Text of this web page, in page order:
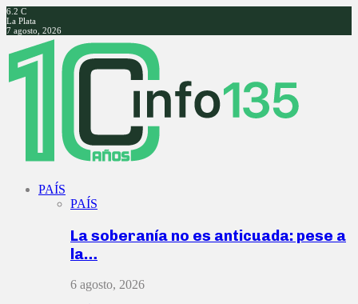
6.2 C
La Plata
7 agosto, 2026
Facebook
Twitter
Instagram
Youtube
PAÍS
PAÍS
La soberanía no es anticuada: pese a
la…
6 agosto, 2026